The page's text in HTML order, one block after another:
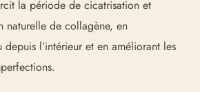
la période de cicatrisation et
naturelle de collagène, en
depuis l’intérieur et en améliorant les